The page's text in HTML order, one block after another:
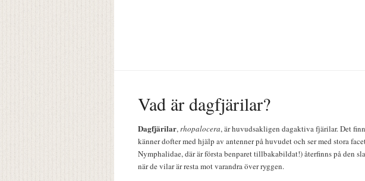
Vad är dagfjärilar?
Dagfjärilar,rhopalocera, är huvudsakligen dagaktiva fjärilar. Det
känner dofter med hjälp av antenner på huvudet och ser med stora
Nymphalidae, där är första benparet tillbakabildat!) återfinns på den
när de vilar är resta mot varandra över ryggen.